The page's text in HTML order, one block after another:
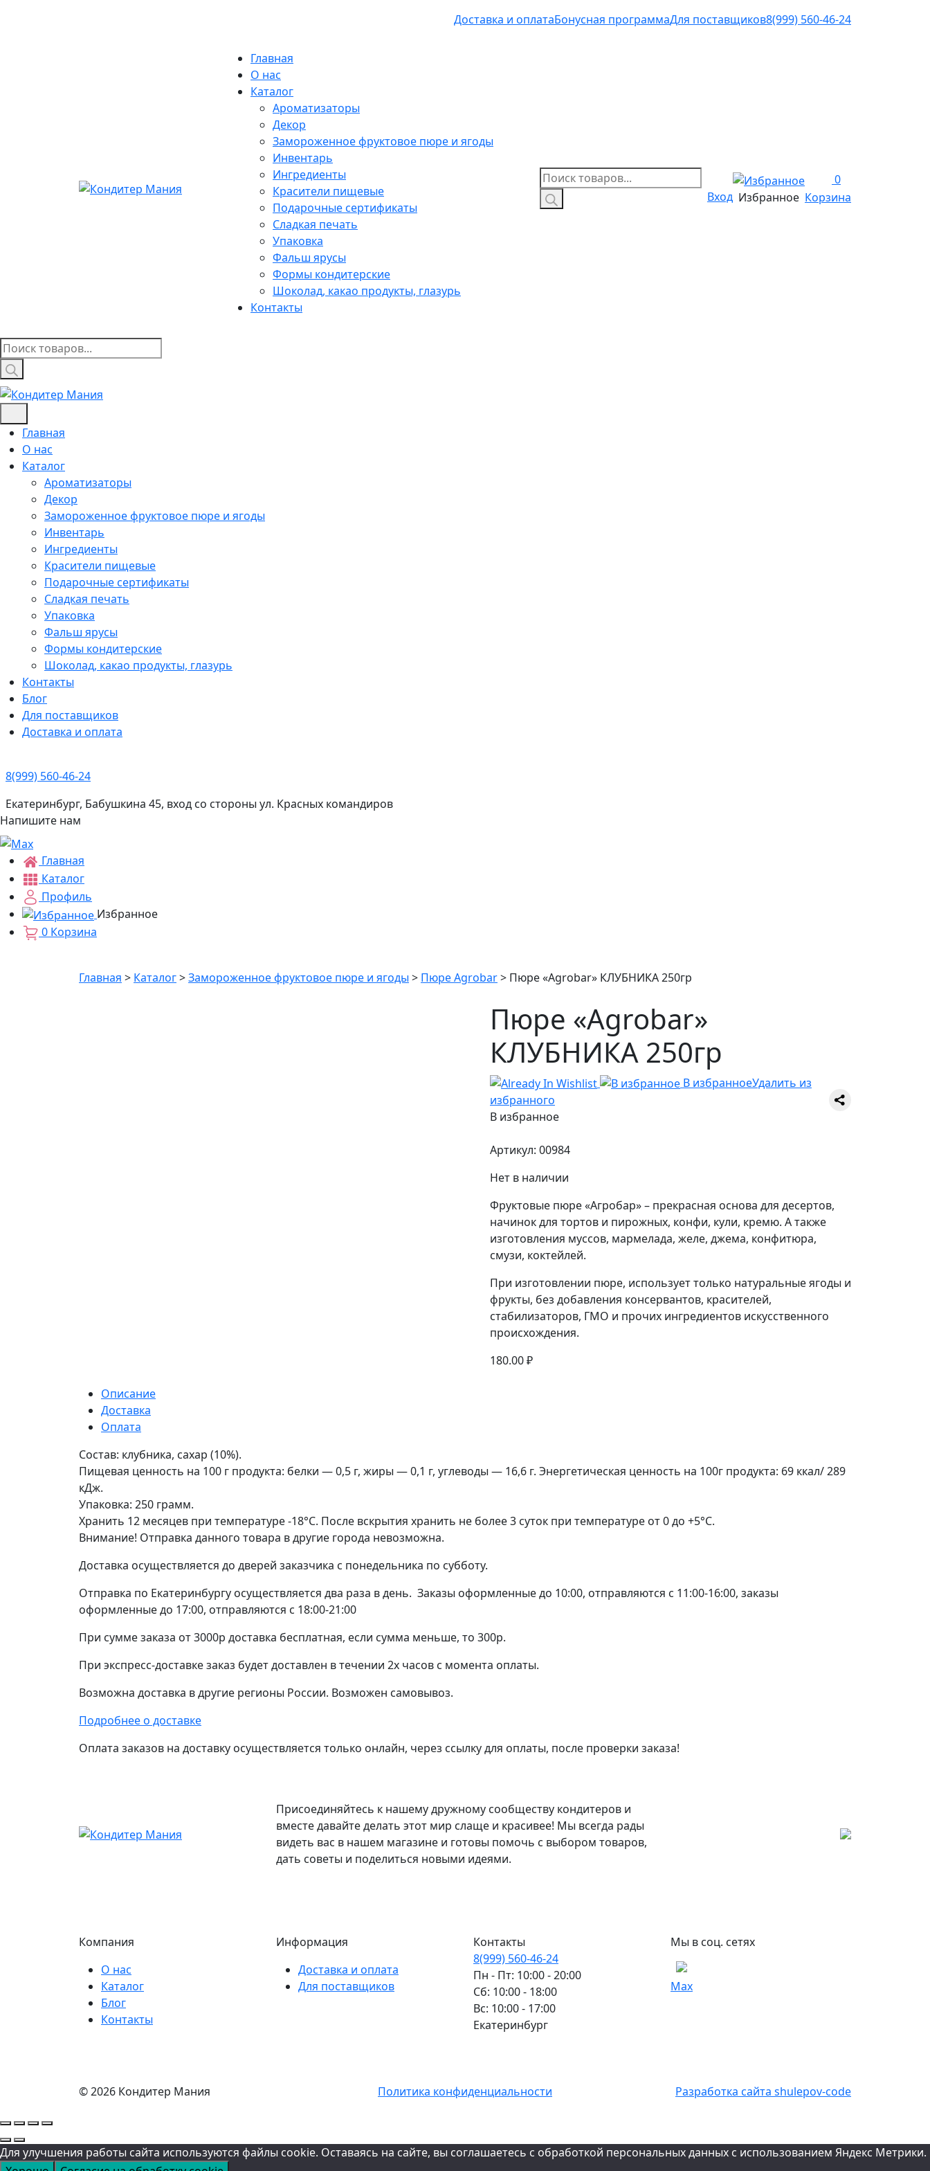
Доставка и оплатаБонусная программаДля поставщиков8(999) 560-46-24
Главная
О нас
Каталог
Ароматизаторы
Декор
Замороженное фруктовое пюре и ягоды
Инвентарь
Ингредиенты
Красители пищевые
Подарочные сертификаты
Сладкая печать
Упаковка
Фальш ярусы
Формы кондитерские
Шоколад, какао продукты, глазурь
Контакты
Поиск
товаров
Вход Избранное
0
Корзина
Поиск
товаров
Главная
О нас
Каталог
Ароматизаторы
Декор
Замороженное фруктовое пюре и ягоды
Инвентарь
Ингредиенты
Красители пищевые
Подарочные сертификаты
Сладкая печать
Упаковка
Фальш ярусы
Формы кондитерские
Шоколад, какао продукты, глазурь
Контакты
Блог
Для поставщиков
Доставка и оплата
8(999) 560-46-24
Екатеринбург, Бабушкина 45, вход со стороны ул. Красных командиров
Напишите нам
Главная
Каталог
Профиль
Избранное
0 Корзина
Главная > Каталог>Замороженное фруктовое пюре и ягоды > Пюре Agrobar> Пюре «Agrobar» КЛУБНИКА 250гр
Пюре «Agrobar»
КЛУБНИКА 250гр
В избранноеУдалить из
избранного
В избранное
Артикул: 00984
Нет в наличии
Фруктовые пюре «Агробар» – прекрасная основа для десертов,
начинок для тортов и пирожных, конфи, кули, кремю. А также
изготовления муссов, мармелада, желе, джема, конфитюра,
смузи, коктейлей.
При изготовлении пюре, использует только натуральные ягоды и
фрукты, без добавления консервантов, красителей,
стабилизаторов, ГМО и прочих ингредиентов искусственного
происхождения.
180.00₽
Описание
Доставка
Оплата
Состав: клубника, сахар (10%).
Пищевая ценность на 100 г продукта: белки — 0,5 г, жиры — 0,1 г, углеводы — 16,6 г. Энергетическая ценность на 100г продукта: 69 ккал/ 289
кДж.
Упаковка: 250 грамм.
Хранить 12 месяцев при температуре -18°С. После вскрытия хранить не более 3 суток при температуре от 0 до +5°С.
Внимание! Отправка данного товара в другие города невозможна.
Доставка осуществляется до дверей заказчика с понедельника по субботу.
Отправка по Екатеринбургу осуществляется два раза в день. Заказы оформленные до 10:00, отправляются с 11:00-16:00, заказы
оформленные до 17:00, отправляются с 18:00-21:00
При сумме заказа от 3000р доставка бесплатная, если сумма меньше, то 300р.
При экспресс-доставке заказ будет доставлен в течении 2х часов с момента оплаты.
Возможна доставка в другие регионы России. Возможен самовывоз.
Подробнее о доставке
Оплата заказов на доставку осуществляется только онлайн, через ссылку для оплаты, после проверки заказа!
Присоединяйтесь к нашему дружному сообществу кондитеров и
вместе давайте делать этот мир слаще и красивее! Мы всегда рады
видеть вас в нашем магазине и готовы помочь с выбором товаров,
дать советы и поделиться новыми идеями.
Компания
О нас
Каталог
Блог
Контакты
Информация
Доставка и оплата
Для поставщиков
Контакты
8(999) 560-46-24
Пн - Пт: 10:00 - 20:00
Сб: 10:00 - 18:00
Вс: 10:00 - 17:00
Екатеринбург
Мы в соц. сетях
Max
© 2026 Кондитер Мания Политика конфиденциальности Разработка сайта shulepov-code
Для улучшения работы сайта используются файлы cookie. Оставаясь на сайте, вы соглашаетесь с обработкой персональных данных с использованием Яндекс Метрики.